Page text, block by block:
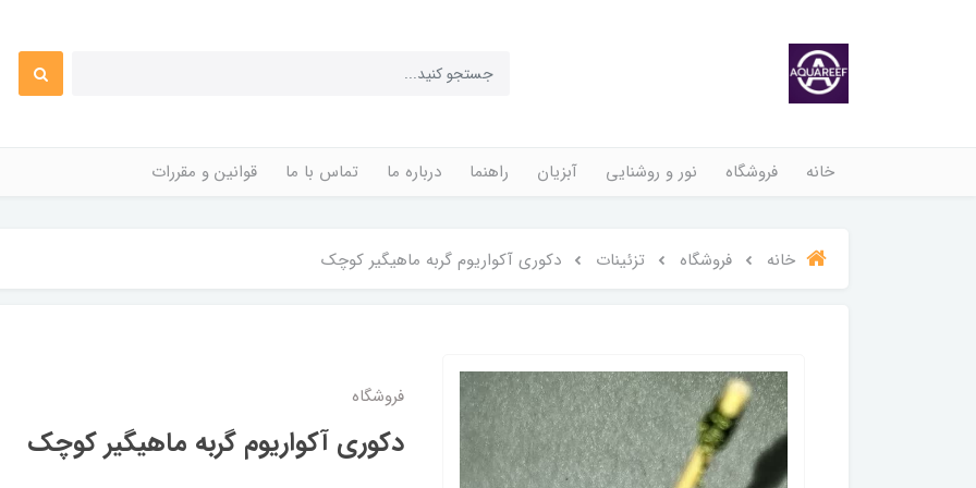
خانه فروشگاه نور و روشنایی آبزیان راهنما درباره ما تماس با ما قوانین و مقررات
خانه فروشگاه تزئینات دکوری آکواریوم گربه ماهیگیر کوچک
فروشگاه
دکوری آکواریوم گربه ماهیگیر کوچک